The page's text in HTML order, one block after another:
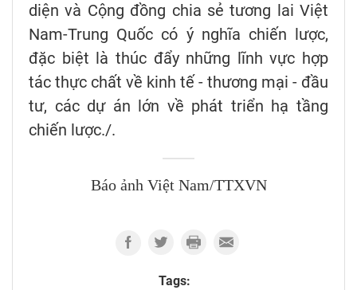
diện và Cộng đồng chia sẻ tương lai Việt
Nam-Trung Quốc có ý nghĩa chiến lược,
đặc biệt là thúc đẩy những lĩnh vực hợp
tác thực chất về kinh tế - thương mại - đầu
tư, các dự án lớn về phát triển hạ tầng
chiến lược./.
Báo ảnh Việt Nam/TTXVN
Tags: